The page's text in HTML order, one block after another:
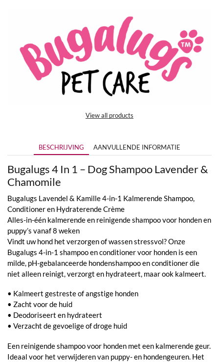
View all products
BESCHRIJVING AANVULLENDE INFORMATIE
Bugalugs 4 In 1 – Dog Shampoo Lavender &
Chamomile
Bugalugs Lavendel & Kamille 4-in-1 Kalmerende Shampoo,
Conditioner en Hydraterende Crème
Alles-in-één kalmerende en reinigende shampoo voor honden en
puppy’s vanaf 8 weken
Vindt uw hond het verzorgen of wassen stressvol? Onze
Bugalugs 4-in-1 shampoo en conditioner voor honden is een
milde, pH-gebalanceerde hondenshampoo en conditioner die
niet alleen reinigt, verzorgt en hydrateert, maar ook kalmeert.
• Kalmeert gestreste of angstige honden
• Zacht voor de huid
• Deodoriseert en hydrateert
• Verzacht de gevoelige of droge huid
Een reinigende shampoo voor honden met een kalmerende geur.
Ideaal voor het verwijderen van puppy- en hondengeuren. Het